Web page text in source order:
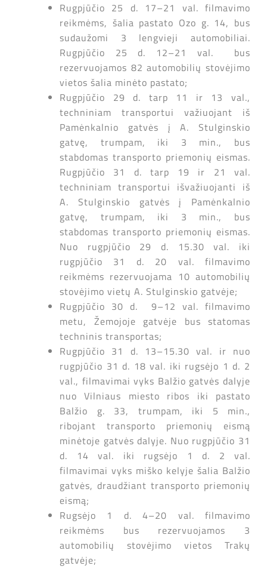
Rugpjūčio 25 d. 17–21 val. filmavimo
reikmėms, šalia pastato Ozo g. 14, bus
sudaužomi 3 lengvieji automobiliai.
Rugpjūčio 25 d. 12–21 val. bus
rezervuojamos 82 automobilių stovėjimo
vietos šalia minėto pastato;
Rugpjūčio 29 d. tarp 11 ir 13 val.,
techniniam transportui važiuojant iš
Pamėnkalnio gatvės į A. Stulginskio
gatvę, trumpam, iki 3 min., bus
stabdomas transporto priemonių eismas.
Rugpjūčio 31 d. tarp 19 ir 21 val.
techniniam transportui išvažiuojanti iš
A. Stulginskio gatvės į Pamėnkalnio
gatvę, trumpam, iki 3 min., bus
stabdomas transporto priemonių eismas.
Nuo rugpjūčio 29 d. 15.30 val. iki
rugpjūčio 31 d. 20 val. filmavimo
reikmėms rezervuojama 10 automobilių
stovėjimo vietų A. Stulginskio gatvėje;
Rugpjūčio 30 d. 9–12 val. filmavimo
metu, Žemojoje gatvėje bus statomas
techninis transportas;
Rugpjūčio 31 d. 13–15.30 val. ir nuo
rugpjūčio 31 d. 18 val. iki rugsėjo 1 d. 2
val., filmavimai vyks Balžio gatvės dalyje
nuo Vilniaus miesto ribos iki pastato
Balžio g. 33, trumpam, iki 5 min.,
ribojant transporto priemonių eismą
minėtoje gatvės dalyje. Nuo rugpjūčio 31
d. 14 val. iki rugsėjo 1 d. 2 val.
filmavimai vyks miško kelyje šalia Balžio
gatvės, draudžiant transporto priemonių
eismą;
Rugsėjo 1 d. 4–20 val. filmavimo
reikmėms bus rezervuojamos 3
automobilių stovėjimo vietos Trakų
gatvėje;